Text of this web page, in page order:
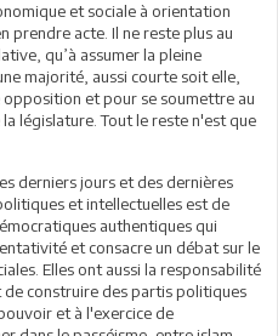
et sociale à orientation
prendre acte. Il ne reste plus au
qu’à assumer la pleine
majorité, aussi courte soit elle,
et pour se soumettre au
législature. Tout le reste n'est que
derniers jours et des dernières
et intellectuelles est de
authentiques qui
et consacre un débat sur le
Elles ont aussi la responsabilité
construire des partis politiques
et à l'exercice de